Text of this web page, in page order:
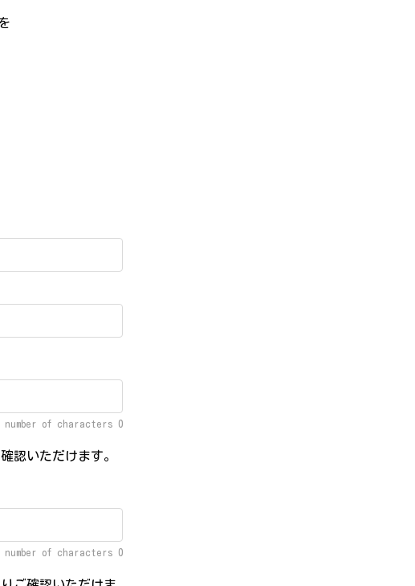
number of characters 0
認いただけます。
number of characters 0